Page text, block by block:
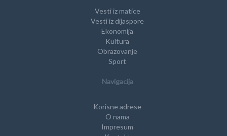
Vesti iz matice
Vesti iz dijaspore
Ekonomija
Kultura
Obrazovanje
Sport
Navigacija
Korisne adrese
O nama
Impresum